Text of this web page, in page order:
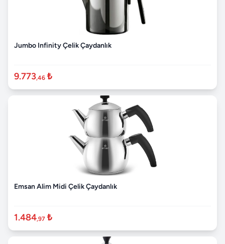
Jumbo Infinity Çelik Çaydanlık
9.773,46 ₺
Emsan Alim Midi Çelik Çaydanlık
1.484,97 ₺